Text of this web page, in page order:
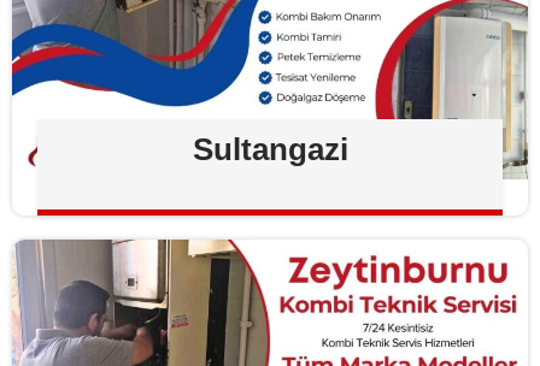
Sultangazi